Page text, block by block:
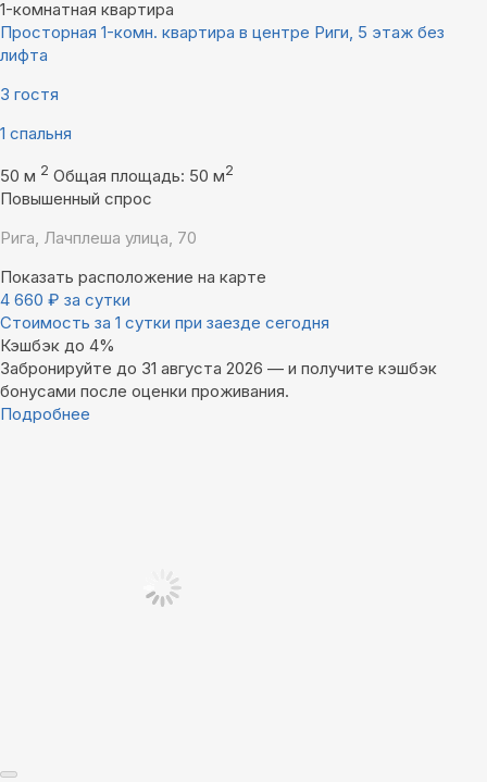
1-комнатная квартира
Просторная 1-комн. квартира в центре Риги, 5 этаж без
лифта
3 гостя
1 спальня
50 м 2 Общая площадь: 50 м2
Повышенный спрос
Рига, Лачплеша улица, 70
Показать расположение на карте
4 660 ₽ за сутки
Стоимость за 1 сутки при заезде сегодня
Кэшбэк до 4%
Забронируйте до 31 августа 2026 — и получите кэшбэк
бонусами после оценки проживания.
Подробнее